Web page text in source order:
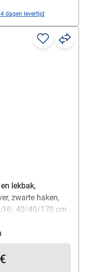
dagen levertijd
lekbak,
zwarte haken,
H): 40/40/170 cm
€